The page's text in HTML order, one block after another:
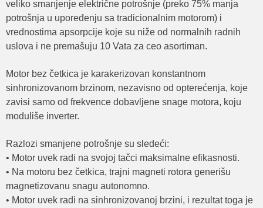
veliko smanjenje električne potrošnje (preko 75% manja
potrošnja u upoređenju sa tradicionalnim motorom) i
vrednostima apsorpcije koje su niže od normalnih radnih
uslova i ne premašuju 10 Vata za ceo asortiman.
Motor bez četkica je karakerizovan konstantnom
sinhronizovanom brzinom, nezavisno od opterećenja, koje
zavisi samo od frekvence dobavljene snage motora, koju
moduliše inverter.
Razlozi smanjene potrošnje su sledeći:
• Motor uvek radi na svojoj tačci maksimalne efikasnosti.
• Na motoru bez četkica, trajni magneti rotora generišu
magnetizovanu snagu autonomno.
• Motor uvek radi na sinhronizovanoj brzini, i rezultat toga je